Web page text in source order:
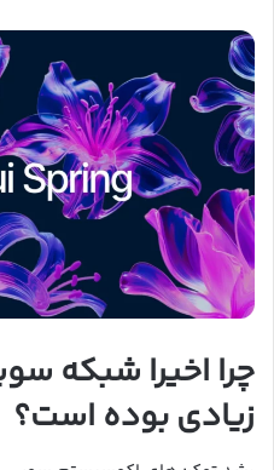
چرا اخیرا شبکه
زیادی بوده است؟